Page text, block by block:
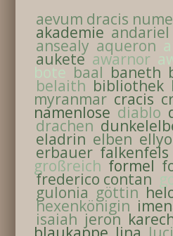
aevum dracis
akademie andariel
ansealy aqueron
aukete awarnor
bote baal baneth
belaith bibliothek
myranmar cracis
namenlose diablo
drachen
eladrin elben
erbauer falkenfels
großreich formel
frederico contan
gulonia göttin
hexenkönigin
isaiah jeron